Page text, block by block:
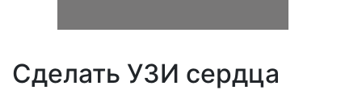
Сделать УЗИ сердца